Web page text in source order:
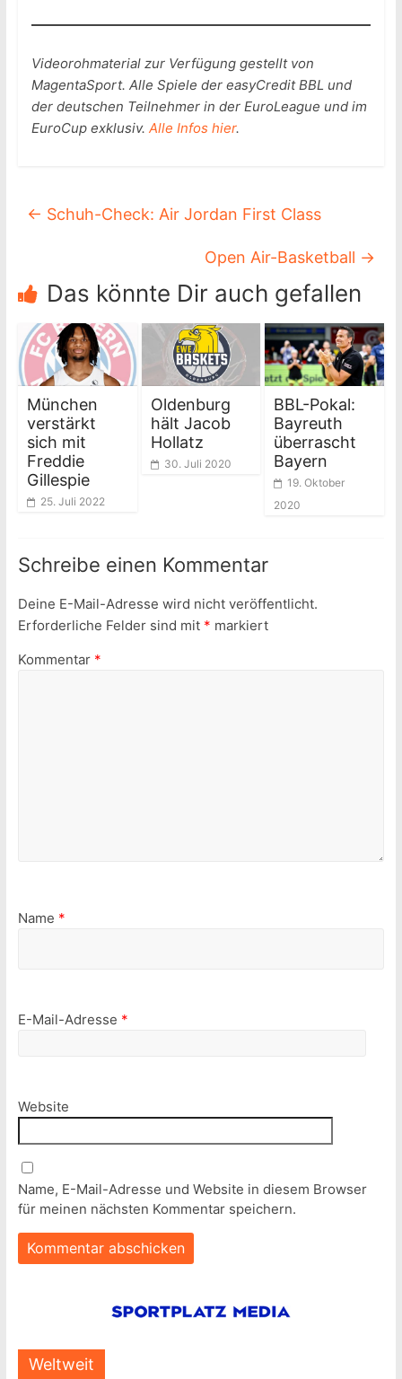
Videorohmaterial zur Verfügung gestellt von
MagentaSport. Alle Spiele der easyCredit BBL und
der deutschen Teilnehmer in der EuroLeague und im
EuroCup exklusiv. Alle Infos hier.
← Schuh-Check: Air Jordan First Class
Open Air-Basketball →
Das könnte Dir auch gefallen
München
verstärkt
sich mit
Freddie
Gillespie
25. Juli 2022
Oldenburg
hält Jacob
Hollatz
30. Juli 2020
BBL-Pokal:
Bayreuth
überrascht
Bayern
19. Oktober
2020
Schreibe einen Kommentar
Deine E-Mail-Adresse wird nicht veröffentlicht.
Erforderliche Felder sind mit * markiert
Kommentar *
Name *
E-Mail-Adresse *
Website
Name, E-Mail-Adresse und Website in diesem Browser
für meinen nächsten Kommentar speichern.
Weltweit